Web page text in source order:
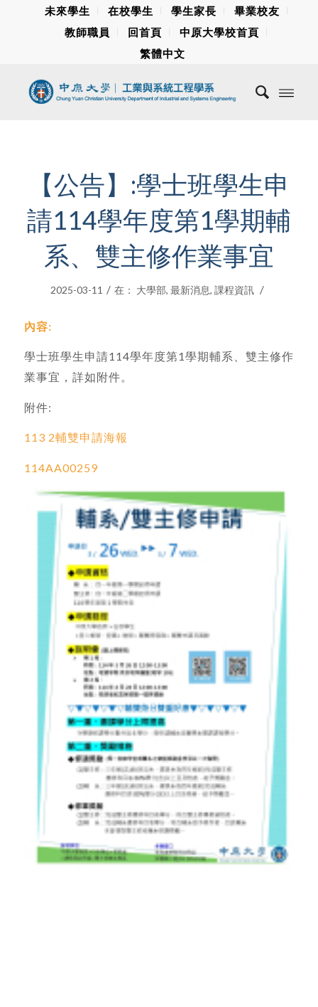
未來學生 在校學生 學生家長
畢業校友
教師職員
回首頁
中原大學校首頁
繁體中文
【公告】:學士班學生申
請114學年度第1學期輔
系、雙主修作業事宜
2025-03-11 / 在： 大學部, 最新消息, 課程資訊 /
內容:
學士班學生申請114學年度第1學期輔系、雙主修作
業事宜，詳如附件。
附件:
113 2輔雙申請海報
114AA00259